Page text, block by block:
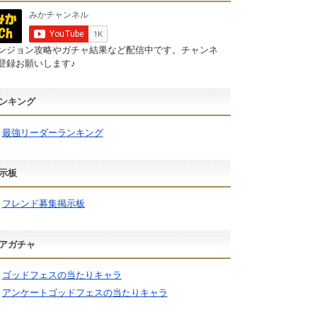
ジョン攻略やガチャ結果など配信中です。チャンネ
録お願いします♪
キング
最強リーダーランキング
板
フレンド募集掲示板
ガチャ
ゴッドフェスの当たりキャラ
アンケートゴッドフェスの当たりキャラ